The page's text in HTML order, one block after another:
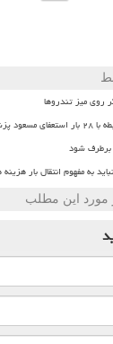
روی میز تندروها
برطرف شود
به مفهوم انتقال بار
مورد این مطلب